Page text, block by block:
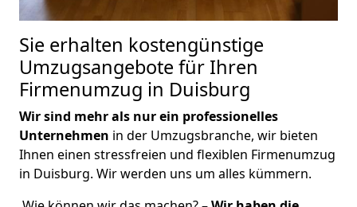
Sie erhalten kostengünstige
Umzugsangebote für Ihren
Firmenumzug in Duisburg
Wir sind mehr als nur ein professionelles
Unternehmen in der Umzugsbranche, wir bieten
Ihnen einen stressfreien und flexiblen Firmenumzug
in Duisburg. Wir werden uns um alles kümmern.